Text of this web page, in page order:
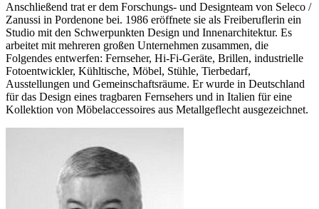
Anschließend trat er dem Forschungs- und Designteam von Seleco /
Zanussi in Pordenone bei. 1986 eröffnete sie als Freiberuflerin ein
Studio mit den Schwerpunkten Design und Innenarchitektur. Es
arbeitet mit mehreren großen Unternehmen zusammen, die
Folgendes entwerfen: Fernseher, Hi-Fi-Geräte, Brillen, industrielle
Fotoentwickler, Kühltische, Möbel, Stühle, Tierbedarf,
Ausstellungen und Gemeinschaftsräume. Er wurde in Deutschland
für das Design eines tragbaren Fernsehers und in Italien für eine
Kollektion von Möbelaccessoires aus Metallgeflecht ausgezeichnet.